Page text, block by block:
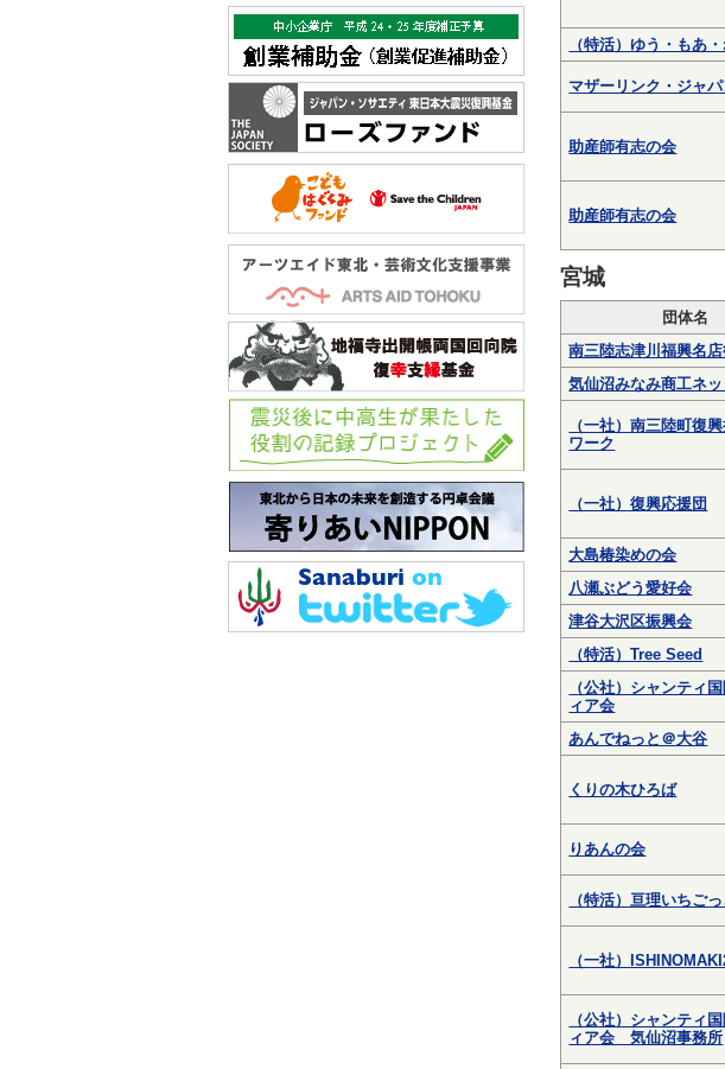
（特活）ゆう・もあ
マザーリンク・ジャ
助産師有志の会
助産師有志の会
宮城
団体名
南三陸志津川福興名
気仙沼みなみ商工ネッ
（一社）南三陸町復
ワーク
（一社）復興応援団
大島椿染めの会
八瀬ぶどう愛好会
津谷大沢区振興会
（特活）Tree Seed
（公社）シャンティ
ィア会
あんでねっと＠大谷
くりの木ひろば
りあんの会
（特活）亘理いちごっ
（一社）
（公社）シャンティ
ィア会 気仙沼事務所